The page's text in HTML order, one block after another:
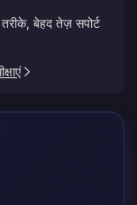
बेहद तेज़ सपोर्ट